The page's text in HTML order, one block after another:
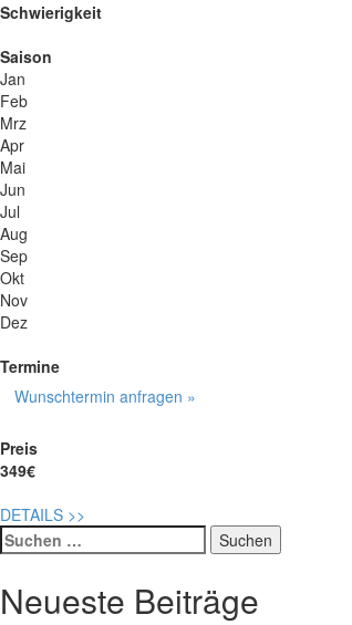
Schwierigkeit
Saison
Jan
Feb
Mrz
Apr
Mai
Jun
Jul
Aug
Sep
Okt
Nov
Dez
Termine
Wunschtermin anfragen »
Preis
349€
DETAILS >>
Suche
nach:
Neueste Beiträge